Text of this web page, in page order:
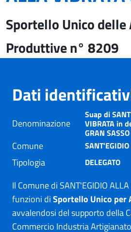
Sportello Unico
Produttive n° 8209
Dati
Denominazione
Suap di
VIBRATA in
GRAN
Comune
Tipologia DELEGATO
Il Comune di SANT'EGIDIO
funzioni diSportello Unico
avvalendosi del supporto della
Commercio Industria